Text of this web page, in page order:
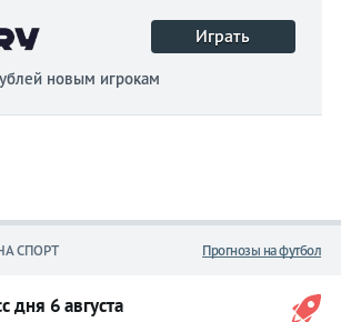
Играть
новым игрокам
СПОРТ Прогнозы на футбол
дня 6 августа